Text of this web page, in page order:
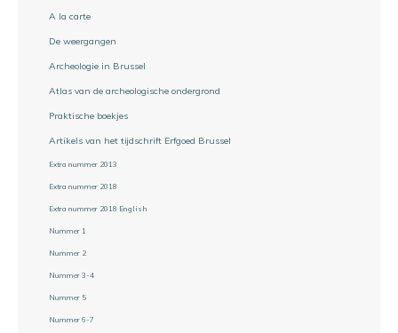
A la carte
De weergangen
Archeologie in Brussel
Atlas van de archeologische ondergrond
Praktische boekjes
Artikels van het tijdschrift Erfgoed Brussel
Extra nummer 2013
Extra nummer 2018
Extra nummer 2018 English
Nummer 1
Nummer 2
Nummer 3-4
Nummer 5
Nummer 6-7